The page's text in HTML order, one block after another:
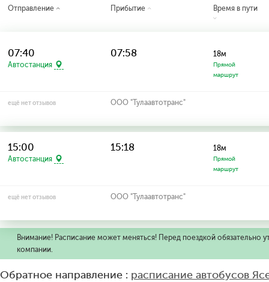
Отправление Прибытие Время в пути
07:40
Автостанция
07:58 18м
Прямой
маршрут
ещё нет отзывов ООО "Тулаавтотранс"
15:00
Автостанция
15:18 18м
Прямой
маршрут
ещё нет отзывов ООО "Тулаавтотранс"
Внимание! Расписание может меняться! Перед поездкой обязательно
компании.
Обратное направление : расписание автобусов